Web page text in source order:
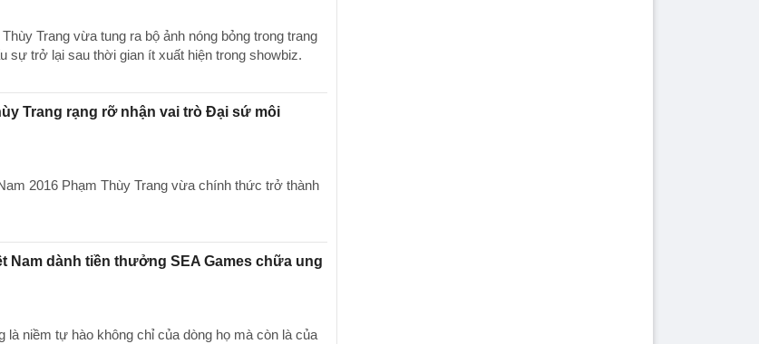
Trang vừa tung ra bộ ảnh nóng bỏng trong trang
sự trở lại sau thời gian ít xuất hiện trong showbiz.
Trang rạng rỡ nhận vai trò Đại sứ môi
2016 Phạm Thùy Trang vừa chính thức trở thành
Nam dành tiền thưởng SEA Games chữa ung
là niềm tự hào không chỉ của dòng họ mà còn là của